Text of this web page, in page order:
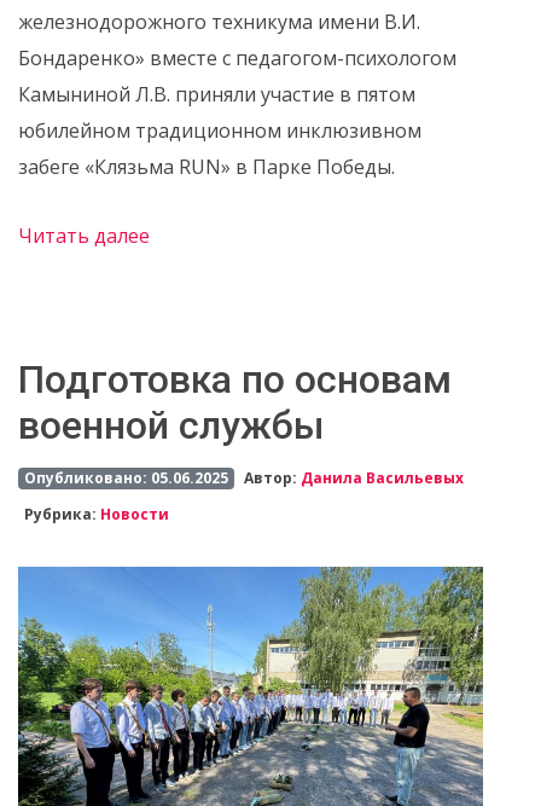
железнодорожного техникума имени В.И.
Бондаренко» вместе с педагогом-психологом
Камыниной Л.В. приняли участие в пятом
юбилейном традиционном инклюзивном
забеге «Клязьма RUN» в Парке Победы.
Читать далее
Подготовка по основам
военной службы
Опубликовано: 05.06.2025 Автор: Данила Васильевых
Рубрика: Новости